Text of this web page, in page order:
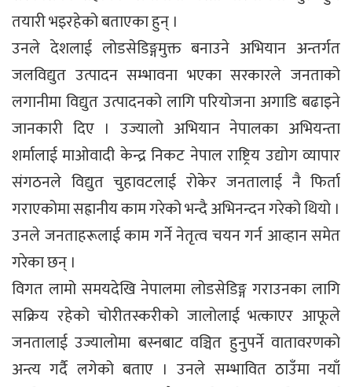
तयारी भइरहेको बताएका हुन् ।
उनले देशलाई लोडसेडिङ्गमुक्त बनाउने अभियान अन्तर्गत
जलविद्युत उत्पादन सम्भावना भएका सरकारले जनताको
लगानीमा विद्युत उत्पादनको लागि परियोजना अगाडि बढाइने
जानकारी दिए । उज्यालो अभियान नेपालका अभियन्ता
शर्मालाई माओवादी केन्द्र निकट नेपाल राष्ट्रिय उद्योग व्यापार
संगठनले विद्युत चुहावटलाई रोकेर जनतालाई नै फिर्ता
गराएकोमा सह्रानीय काम गरेको भन्दै अभिनन्दन गरेको थियो ।
उनले जनताहरूलाई काम गर्ने नेतृत्व चयन गर्न आव्हान समेत
गरेका छन् ।
विगत लामो समयदेखि नेपालमा लोडसेडिङ्ग गराउनका लागि
सक्रिय रहेको चोरीतस्करीको जालोलाई भत्काएर आफूले
जनतालाई उज्यालोमा बस्नबाट वञ्चित हुनुपर्ने वातावरणको
अन्त्य गर्दै लगेको बताए । उनले सम्भावित ठाउँमा नयाँ